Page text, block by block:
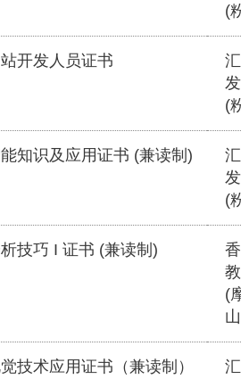
(
开发人员证书
(
知识及应用证书 (兼读制)
(
技巧 I 证书 (兼读制)
(
技术应用证书（兼读制）